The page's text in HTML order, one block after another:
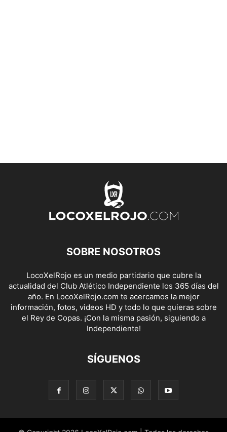
SOBRE NOSOTROS
LocoXelRojo es un medio partidario que cubre la
actualidad del Club Atlético Independiente los 365 días del
año. En LocoXelRojo.com te acercamos la mejor
información, fotos, videos HD y todo lo que quieras sobre
el Rey de Copas. ¡Con la misma pasión, siguiendo a
Independiente!
SÍGUENOS